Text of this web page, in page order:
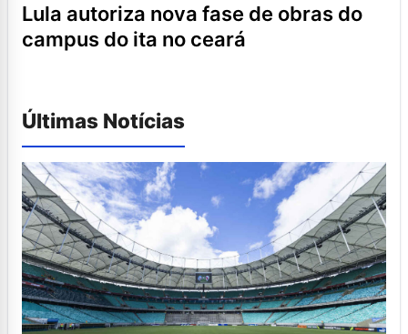
lula autoriza nova fase de obras do
campus do ita no ceará
Últimas Notícias